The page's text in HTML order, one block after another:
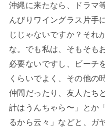
沖縄に来たなら、ドラマ
んびりワイングラス片手
じじゃないですか？それ
な。でも私は、そもそも
必要ないですし、ビーチ
くらいでよく、その他の
仲間だったり、友人た
計はうんちゃら〜」と
るから云々」などと、ガ